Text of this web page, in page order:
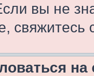
вы не